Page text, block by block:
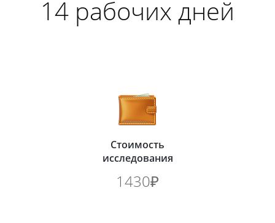
14 рабочих дней
Стоимость
исследования
1430₽